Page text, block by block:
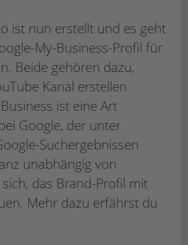
ist nun erstellt und es geht
My-Business-Profil für
Beide gehören dazu,
Kanal erstellen
ist eine Art
Google, der unter
Suchergebnissen
unabhängig von
das Brand-Profil mit
Mehr dazu erfährst du